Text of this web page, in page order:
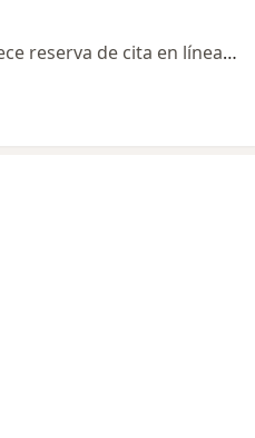
Este especialista no ofrece reserva de cita en línea en esta dirección.